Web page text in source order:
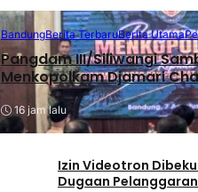
BandungBerita TerbaruBerita Utama
Pangdam III/Siliwangi
Menkopolkam Djamari
16 jam lalu
Izin Videotron
Dugaan